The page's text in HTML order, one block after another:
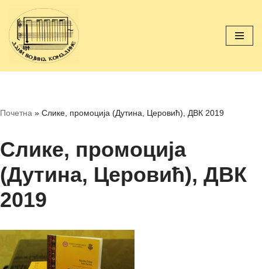
Скочи
на
садржај
Почетна » Слике, промоција (Дутина, Церовић), ДВК 2019
Слике, промоција
(Дутина, Церовић), ДВК
2019